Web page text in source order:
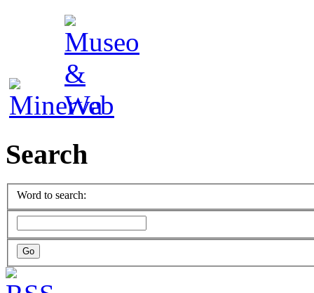
Search
Word to search: